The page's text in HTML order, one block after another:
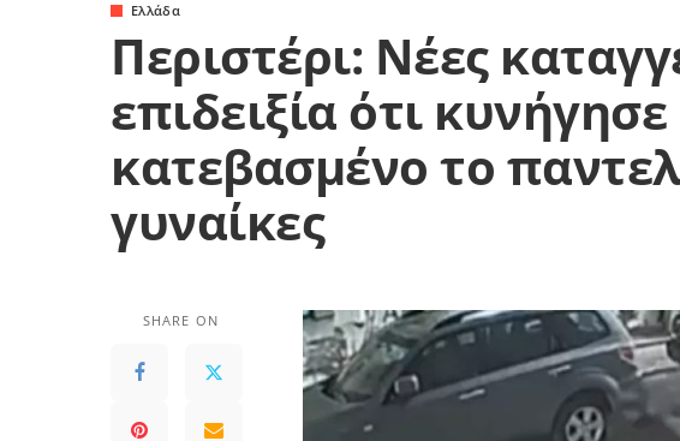
Ελλάδα
Περιστέρι: Νέες
επιδειξία ότι
κατεβασμένο το
γυναίκες
SHARE ON